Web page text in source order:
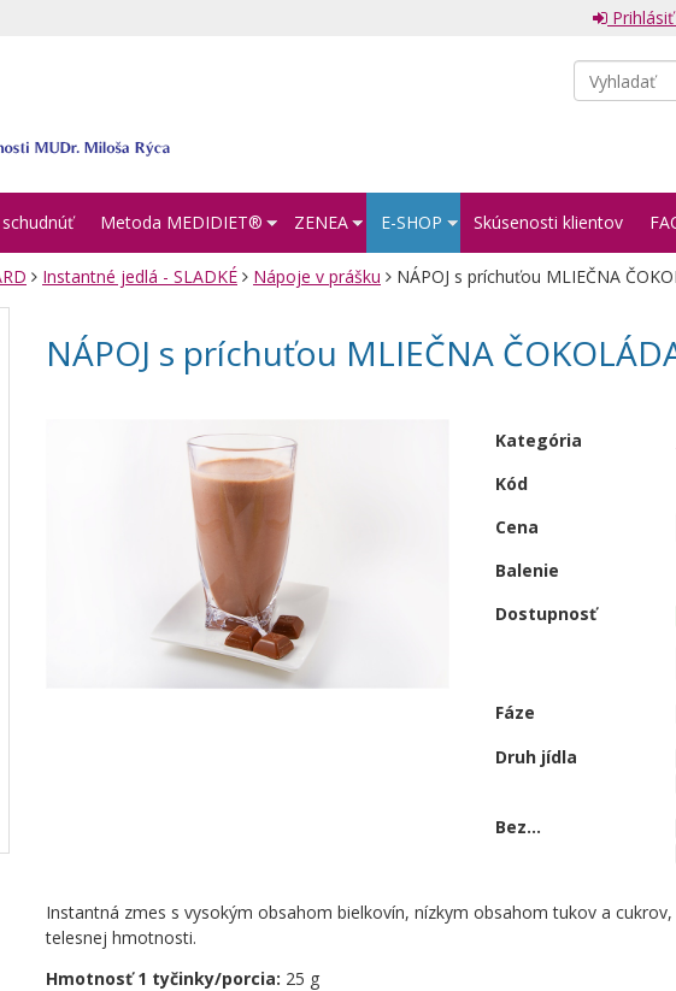
Metoda MEDIDIET®︎ ZENEA E-SHOP Skúsenosti klientov
Instantné jedlá - SLADKÉ Nápoje v prášku NÁPOJ s príchuťou MLIEČNA
NÁPOJ s príchuťou MLIEČNA
Kategória
Kód
Cena
Balenie
Dostupnosť
Fáze
Druh jídla
Bez...
Instantná zmes s vysokým obsahom bielkovín, nízkym obsahom tukov a
telesnej hmotnosti.
Hmotnosť 1 tyčinky/porcia: 25 g